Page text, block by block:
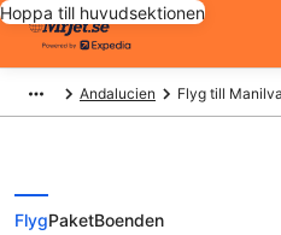
Hoppa till huvudsektionen
Andalucien Flyg till Manilva
FlygPaketBoenden